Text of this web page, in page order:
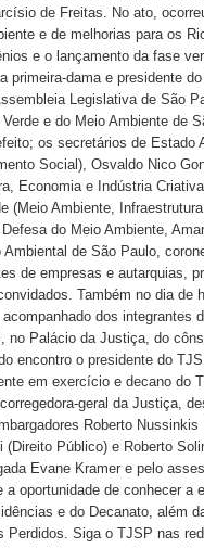
de Freitas. No ato,
e de melhorias para os
e o lançamento da fase
primeira-dama e presidente
Legislativa de São
e do Meio Ambiente de
os secretários de Estado
Social), Osvaldo Nico
Economia e Indústria
(Meio Ambiente,
do Meio Ambiente,
de São Paulo,
de empresas e autarquias,
Também no dia de
dos integrantes
no Palácio da Justiça, do
encontro o presidente do
em exercício e decano do
geral da Justiça,
Roberto
Público) e Roberto
Evane Kramer e pelo
oportunidade de conhecer a
e do Decanato, além
Perdidos. Siga o TJSP nas